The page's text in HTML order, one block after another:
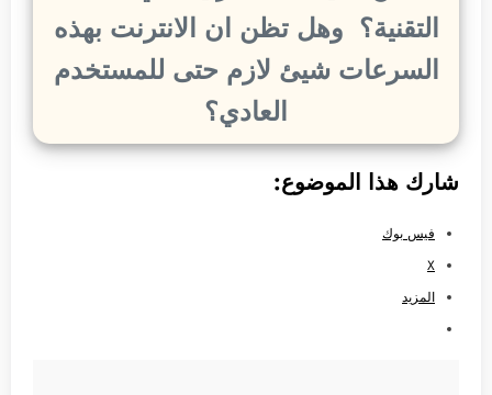
التقنية؟ وهل تظن ان الانترنت بهذه
السرعات شيئ لازم حتى للمستخدم
العادي؟
شارك هذا الموضوع:
فيس بوك
X
المزيد